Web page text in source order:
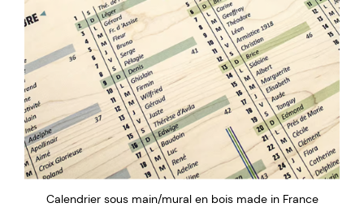
Calendrier sous main/mural en bois made in France